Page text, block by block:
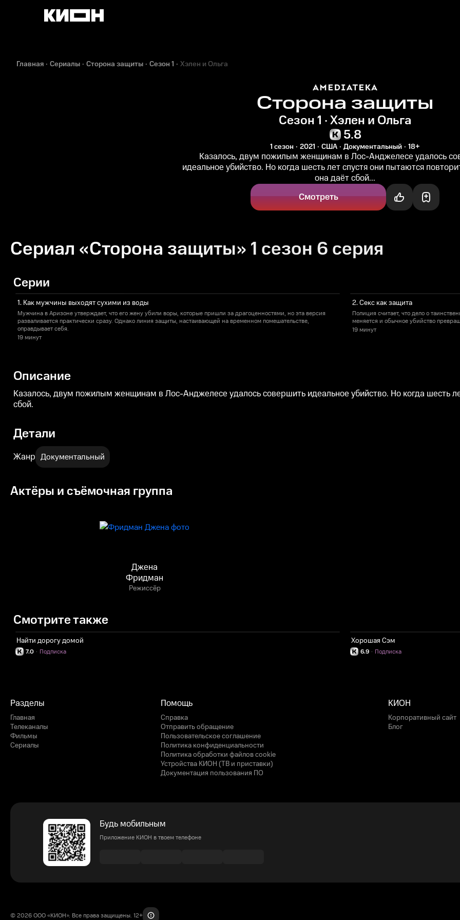
Главная Сериалы Сторона защиты Сезон 1 Хэлен и Ольга
Сторона защиты
Сезон 1 · Хэлен и Ольга
5.8
1 сезон 2021 США Документальный 18+
Казалось, двум пожилым женщинам в Лос-Анджелесе удалось
идеальное убийство. Но когда шесть лет спустя они пытаются
она даёт сбой...
Смотреть
Сериал «Сторона защиты» 1 сезон 6 серия
Серии
1. Как мужчины выходят сухими из воды
Мужчина в Аризоне утверждает, что его жену убили воры, которые пришли за драгоценностями, но эта версия
разваливается практически сразу. Однако линия защиты, настаивающей на временном помешательстве,
оправдывает себя.
19 минут
2. Секс как защита
Полиция считает, что дело о
меняется и обычное убийство
19 минут
Описание
Казалось, двум пожилым женщинам в Лос-Анджелесе удалось совершить идеальное убийство. Но когда шесть
сбой.
Детали
Жанр Документальный
Актёры и съёмочная группа
Джена
Фридман
Режиссёр
Смотрите также
Найти дорогу домой
7.0 Подписка
·
Хорошая Сэм
6.9 Подписка
·
Разделы
Главная
Телеканалы
Фильмы
Сериалы
Помощь
Справка
Отправить обращение
Пользовательское соглашение
Политика конфиденциальности
Политика обработки файлов cookie
Устройства КИОН (ТВ и приставки)
Документация пользования ПО
КИОН
Корпоративный сайт
Блог
Будь мобильным
Приложение КИОН в твоем телефоне
© 2026 ООО «КИОН». Все права защищены. 12+